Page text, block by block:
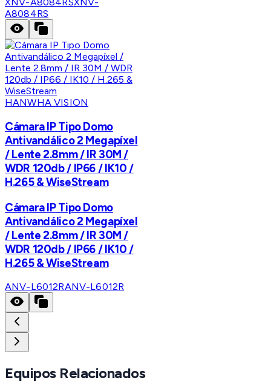
A8084RS
HANWHA VISION
Cámara IP Tipo Domo
Antivandálico 2 Megapíxel
/ Lente 2.8mm / IR 30M /
WDR 120db / IP66 / IK10 /
H.265 & WiseStream
Cámara IP Tipo Domo
Antivandálico 2 Megapíxel
/ Lente 2.8mm / IR 30M /
WDR 120db / IP66 / IK10 /
H.265 & WiseStream
ANV-L6012RANV-L6012R
Equipos Relacionados